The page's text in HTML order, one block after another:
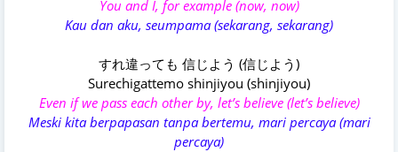
You and I, for example (now, now)
Kau dan aku, seumpama (sekarang, sekarang)
すれ違っても 信じよう (信じよう)
Surechigattemo shinjiyou (shinjiyou)
Even if we pass each other by, let’s believe (let’s believe)
Meski kita berpapasan tanpa bertemu, mari percaya (mari
percaya)